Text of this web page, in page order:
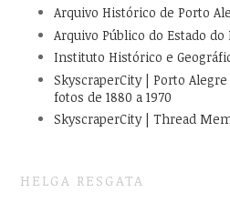
Arquivo Histórico de Porto
Arquivo Público do Estado do
Instituto Histórico e
SkyscraperCity | Porto
fotos de 1880 a 1970
SkyscraperCity | Thread
HELGA RESGATA